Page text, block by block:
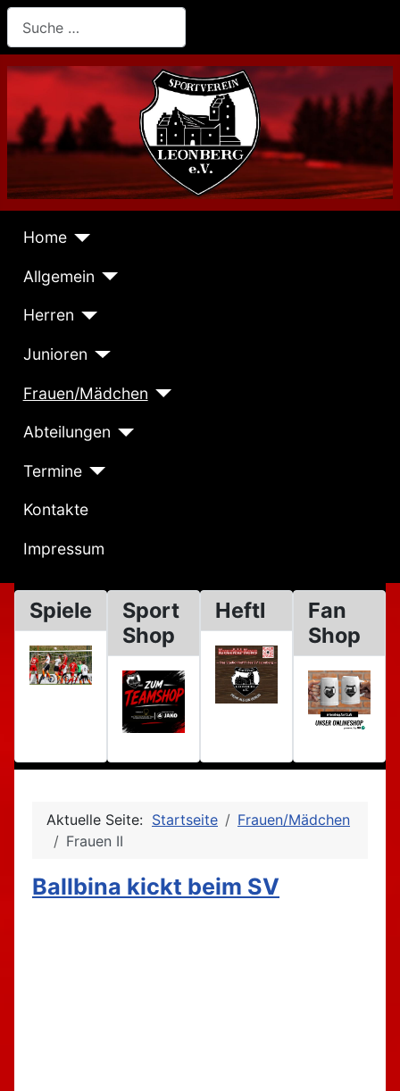
Home
Allgemein
Herren
Junioren
Frauen/Mädchen
Abteilungen
Termine
Kontakte
Impressum
Spiele
Sport
Shop
Heftl
Fan
Shop
Aktuelle Seite: Startseite
Frauen/Mädchen
Frauen II
Ballbina kickt beim SV